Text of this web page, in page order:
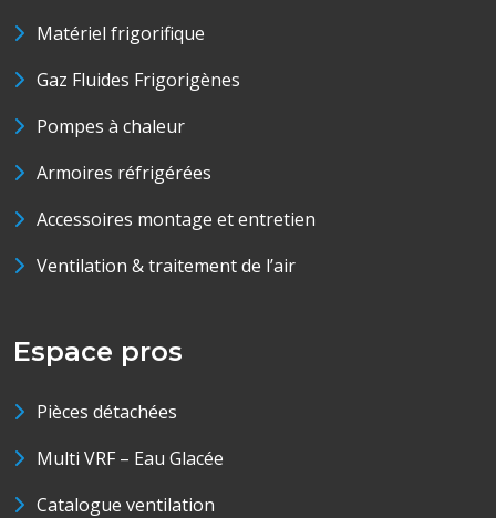
Matériel frigorifique
Gaz Fluides Frigorigènes
Pompes à chaleur
Armoires réfrigérées
Accessoires montage et entretien
Ventilation & traitement de l’air
Espace pros
Pièces détachées
Multi VRF – Eau Glacée
Catalogue ventilation